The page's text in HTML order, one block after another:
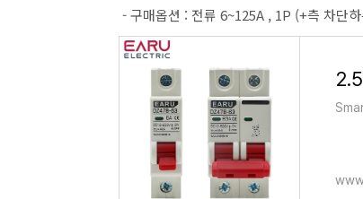
- 구매옵션 : 전류 6~125A , 1P (+측 차단